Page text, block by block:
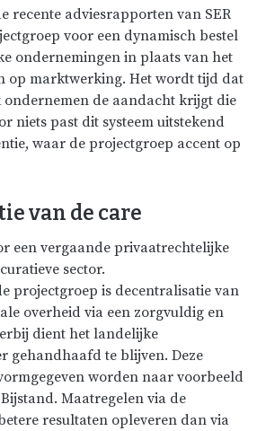
recente adviesrapporten van SER
voor een dynamisch bestel
ondernemingen in plaats van het
op marktwerking. Het wordt tijd dat
de aandacht krijgt die
niets past dit systeem uitstekend
waar de projectgroep accent op
van de care
een vergaande privaatrechtelijke
sector.
projectgroep is decentralisatie van
overheid via een zorgvuldig en
dient het landelijke
gehandhaafd te blijven. Deze
worden naar voorbeeld
Maatregelen via de
resultaten opleveren dan via